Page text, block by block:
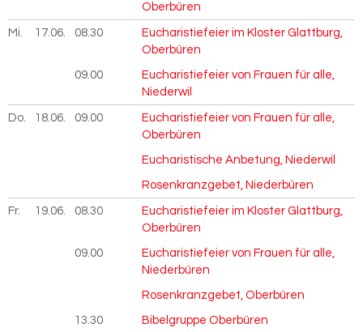
Oberbüren
Mi. 17.06. 2026
08.30
Eucharistiefeier im Kloster Glattburg,
Oberbüren
09.00
Eucharistiefeier von Frauen für alle,
Niederwil
Do. 18.06. 2026
09.00
Eucharistiefeier von Frauen für alle,
Oberbüren
Eucharistische Anbetung, Niederwil
Rosenkranzgebet, Niederbüren
Fr. 19.06. 2026
08.30
Eucharistiefeier im Kloster Glattburg,
Oberbüren
09.00
Eucharistiefeier von Frauen für alle,
Niederbüren
Rosenkranzgebet, Oberbüren
13.30 Bibelgruppe Oberbüren